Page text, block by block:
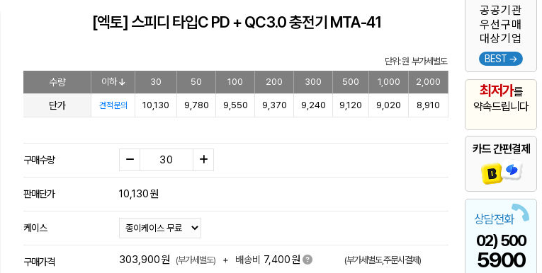
공공기관
우선구매
대상기업
BEST →
최저가를
약속드립니다
카드 간편결제
상담전화
02) 500
5900
[엑토] 스피디 타입C PD + QC3.0 충전기 MTA-41
단위: 원 부가세별도
수량 이하 30 50 100 200 300 500 1,000 2,000
단가 견적문의 10,130 9,780 9,550 9,370 9,240 9,120 9,020 8,910
구매수량
판매단가 10,130원
케이스
구매가격 303,900원 (부가세별도) + 배송비 7,400원 (부가세별도,주문시결제)